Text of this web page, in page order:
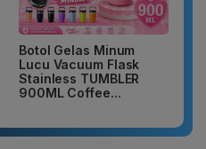
Botol Gelas Minum
Lucu Vacuum Flask
Stainless TUMBLER
900ML Coffee...